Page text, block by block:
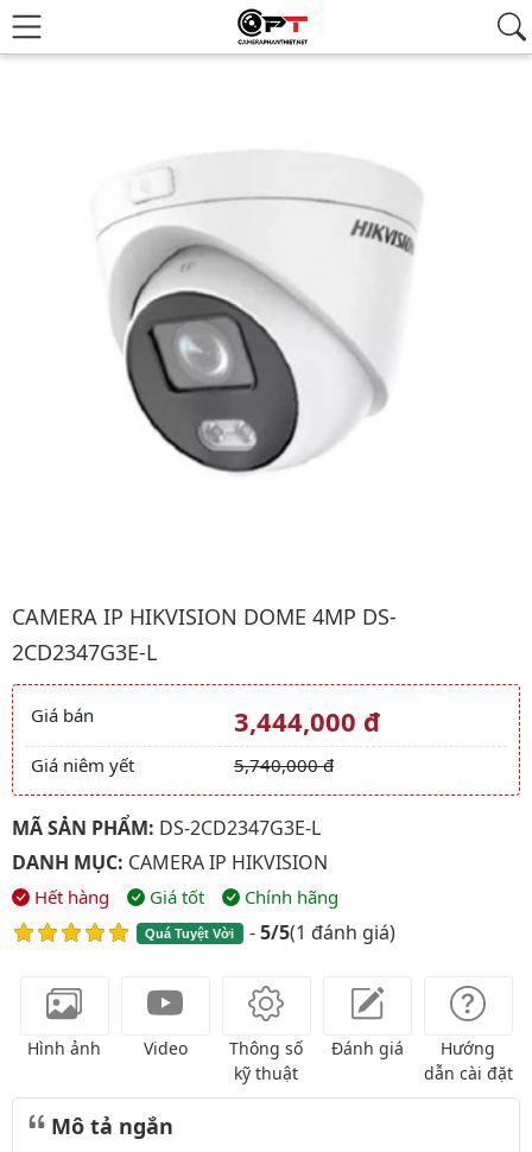
CAMERA IP HIKVISION DOME 4MP DS-
2CD2347G3E-L
Giá và khuyến mãi
Giá bán 3,444,000 đ
Giá niêm yết 5,740,000 đ
MÃ SẢN PHẨM: DS-2CD2347G3E-L
DANH MỤC: CAMERA IP HIKVISION
Hết hàng Giá tốt Chính hãng
Quá Tuyệt Vời -5/5(1 đánh giá)
Hình ảnh Video
Thông số
kỹ thuật
Đánh giá
Hướng
dẫn cài đặt
Mô tả ngắn